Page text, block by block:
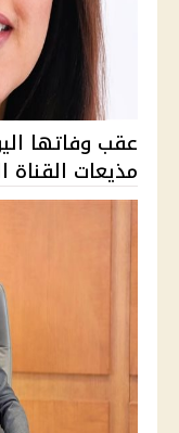
عقب وفاتها
مذيعات القناة